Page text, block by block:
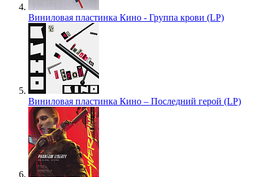
Виниловая пластинка Кино - Группа крови (LP)
Виниловая пластинка Кино – Последний герой (LP)